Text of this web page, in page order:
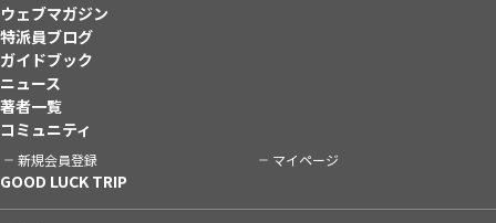
ウェブマガジン
特派員ブログ
ガイドブック
ニュース
著者一覧
コミュニティ
新規会員登録 マイページ
GOOD LUCK TRIP